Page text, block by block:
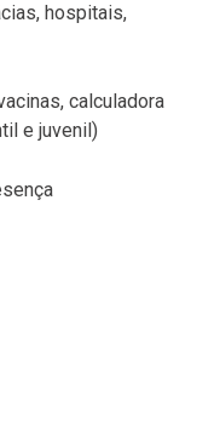
hospitais,
calculadora
e juvenil)